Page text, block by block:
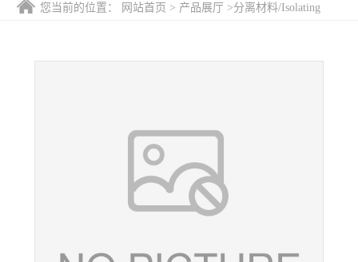
证书荣誉
您当前的位置： 网站首页 > 产品展厅 >分离材料/Isolating